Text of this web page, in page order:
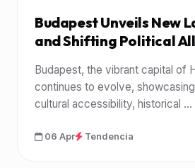
Budapest Unveils New
and Shifting Political
Budapest, the vibrant capital of
continues to evolve,
cultural accessibility, historical ...
06 Apr Tendencia